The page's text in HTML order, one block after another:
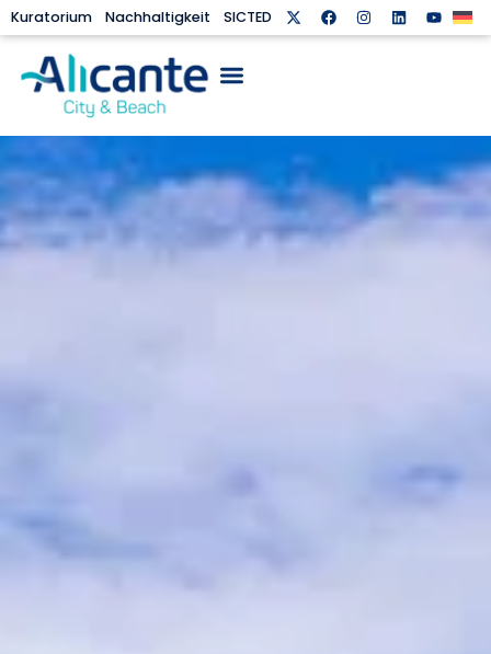
Kuratorium Nachhaltigkeit SICTED